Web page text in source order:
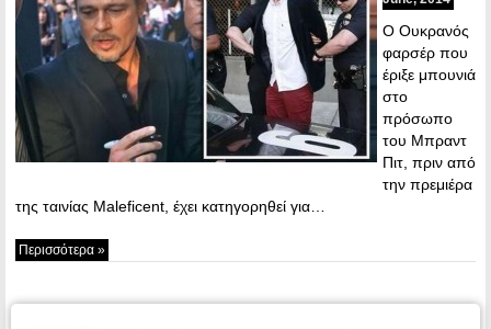
Ο Ουκρανός
φαρσέρ που
έριξε μπουνιά
στο
πρόσωπο
του Μπραντ
Πιτ, πριν από
την πρεμιέρα
της ταινίας Maleficent, έχει κατηγορηθεί για…
Περισσότερα »
ΤΕΛΕΥΤΑΙΕΣ ΕΙΔΗΣΕΙΣ